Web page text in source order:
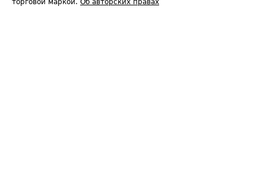
торговой маркой. Об авторских правах